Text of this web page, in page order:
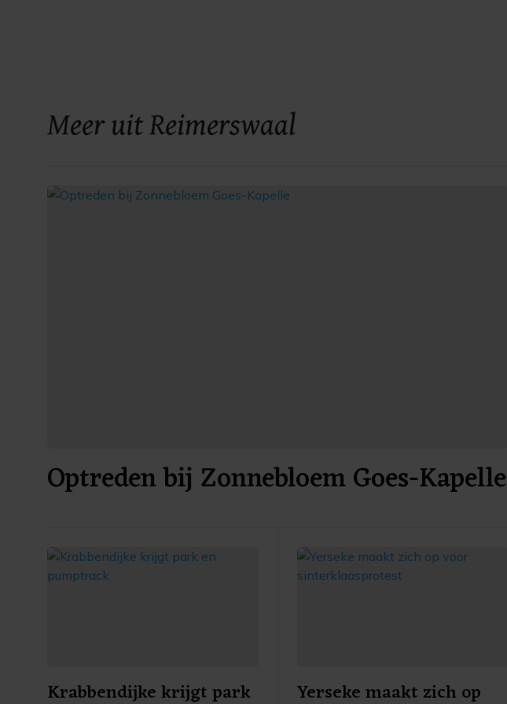
Meer uit Reimerswaal
Optreden bij Zonnebloem Goes-Kapelle
Krabbendijke krijgt park Yerseke maakt zich op